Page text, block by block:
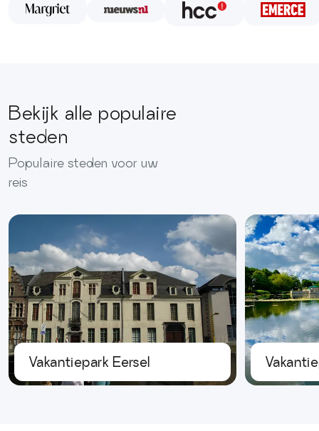
Bekijk alle populaire
steden
Populaire steden voor uw
reis
Vakantiepark Eersel